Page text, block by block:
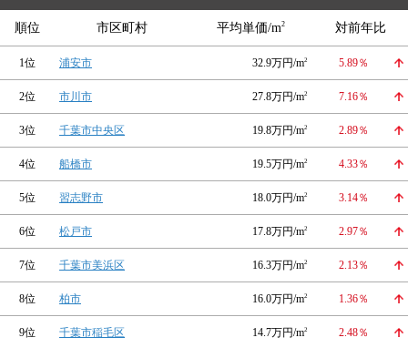
順位 市区町村 平均単価/m2 対前年比
1位 浦安市 32.9万円/m2 5.89％
2位 市川市 27.8万円/m2 7.16％
3位 千葉市中央区 19.8万円/m2 2.89％
4位 船橋市 19.5万円/m2 4.33％
5位 習志野市 18.0万円/m2 3.14％
6位 松戸市 17.8万円/m2 2.97％
7位 千葉市美浜区 16.3万円/m2 2.13％
8位 柏市 16.0万円/m2 1.36％
9位 千葉市稲毛区 14.7万円/m2 2.48％